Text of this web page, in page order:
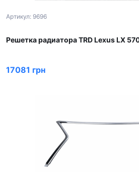
Артикул: 9696
Решетка радиатора TRD Lexus LX
17081 грн